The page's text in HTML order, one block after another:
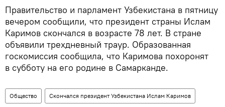
Правительство и парламент Узбекистана в пятницу
вечером сообщили, что президент страны Ислам
Каримов скончался в возрасте 78 лет. В стране
объявили трехдневный траур. Образованная
госкомиссия сообщила, что Каримова похоронят
в субботу на его родине в Самарканде.
Общество Скончался президент Узбекистана Ислам Каримов